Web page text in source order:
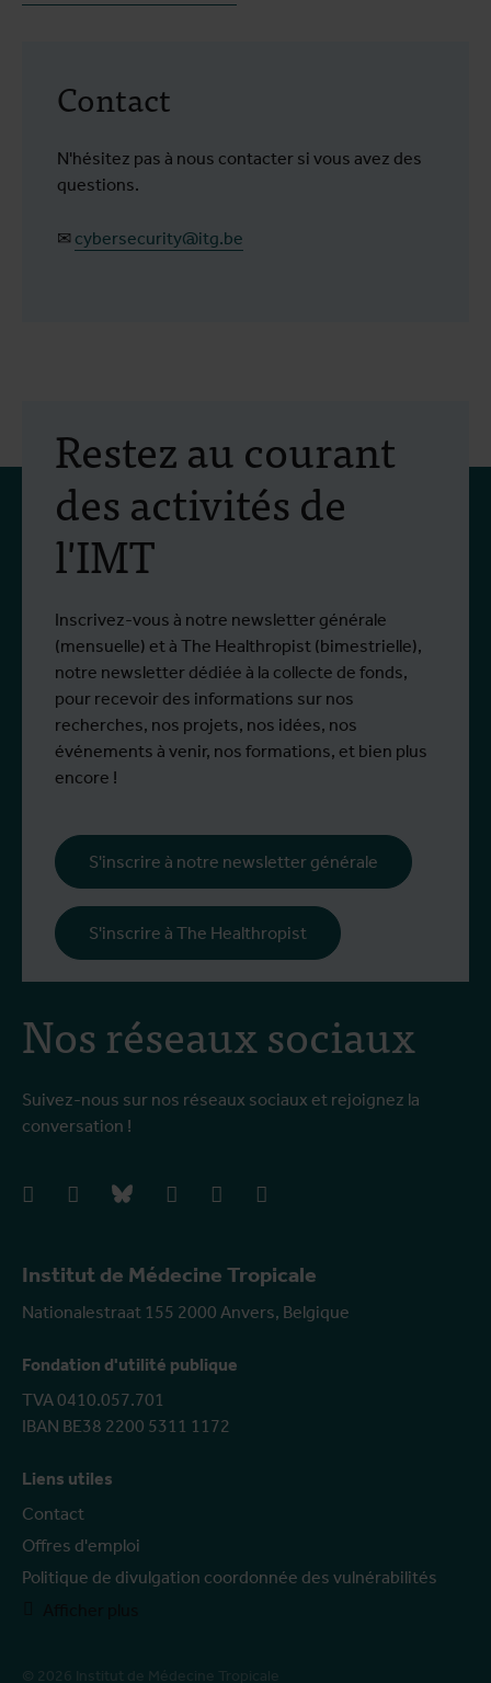
Contact
N'hésitez pas à nous contacter si vous avez des
questions.
✉ cybersecurity@itg.be
Institut de Médecine Tropicale
Nationalestraat 155 2000 Anvers, Belgique
Fondation d'utilité publique
TVA 0410.057.701
IBAN BE38 2200 5311 1172
Liens utiles
Contact
Offres d'emploi
Politique de divulgation coordonnée des vulnérabilités
Nos réseaux sociaux
Suivez-nous sur nos réseaux sociaux et rejoignez la
conversation !
facebookinstagrambluesky linkedIn youtube
Restez au courant
des activités de
l'IMT
Inscrivez-vous à notre newsletter générale
(mensuelle) et à The Healthropist (bimestrielle),
notre newsletter dédiée à la collecte de fonds,
pour recevoir des informations sur nos
recherches, nos projets, nos idées, nos
événements à venir, nos formations, et bien plus
encore !
S'inscrire à notre newsletter générale
S'inscrire à The Healthropist
© 2026 Institut de Médecine Tropicale